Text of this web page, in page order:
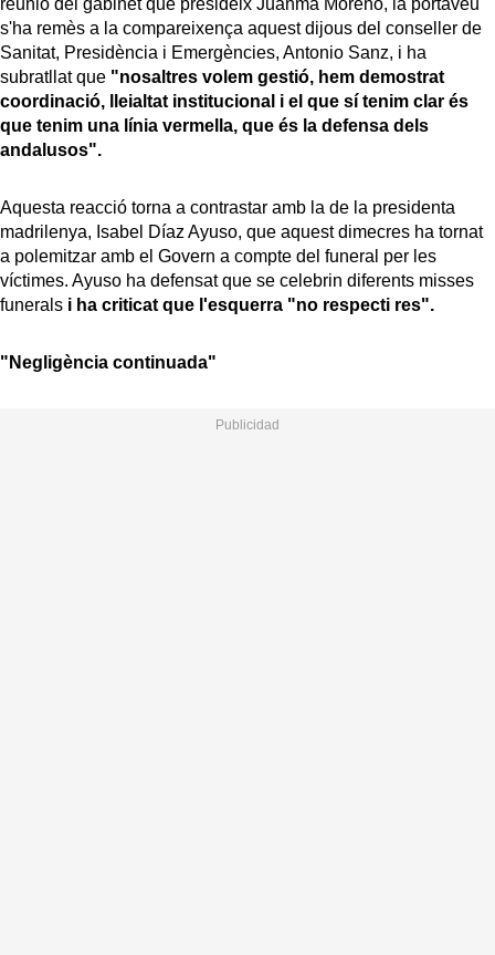
s'ha remès a la compareixença aquest dijous del conseller de
Sanitat, Presidència i Emergències, Antonio Sanz, i ha
subratllat que "nosaltres volem gestió, hem demostrat
coordinació, lleialtat institucional i el que sí tenim clar és
que tenim una línia vermella, que és la defensa dels
andalusos".
Aquesta reacció torna a contrastar amb la de la presidenta
madrilenya, Isabel Díaz Ayuso, que aquest dimecres ha tornat
a polemitzar amb el Govern a compte del funeral per les
víctimes. Ayuso ha defensat que se celebrin diferents misses
funerals i ha criticat que l'esquerra "no respecti res".
"Negligència continuada"